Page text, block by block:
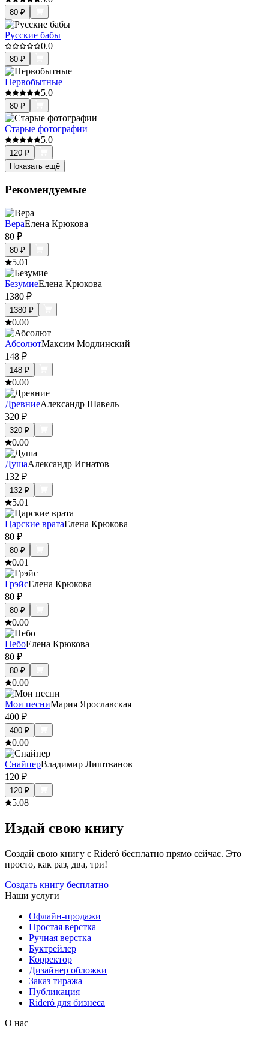
80 ₽
Русские бабы
0.0
80 ₽
Первобытные
5.0
80 ₽
Старые фотографии
5.0
120 ₽
Показать ещё
Рекомендуемые
ВераЕлена Крюкова
80 ₽
80 ₽
5.01
БезумиеЕлена Крюкова
1380 ₽
1380 ₽
0.00
АбсолютМаксим Модлинский
148 ₽
148 ₽
0.00
ДревниеАлександр Шавель
320 ₽
320 ₽
0.00
ДушаАлександр Игнатов
132 ₽
132 ₽
5.01
Царские вратаЕлена Крюкова
80 ₽
80 ₽
0.01
ГрэйсЕлена Крюкова
80 ₽
80 ₽
0.00
НебоЕлена Крюкова
80 ₽
80 ₽
0.00
Мои песниМария Ярославская
400 ₽
400 ₽
0.00
СнайперВладимир Лиштванов
120 ₽
120 ₽
5.08
Издай свою книгу
Создай свою книгу с Rideró бесплатно прямо сейчас. Это
просто, как раз, два, три!
Создать книгу бесплатно
Наши услуги
Офлайн-продажи
Простая верстка
Ручная верстка
Буктрейлер
Корректор
Дизайнер обложки
Заказ тиража
Публикация
Rideró для бизнеса
О нас